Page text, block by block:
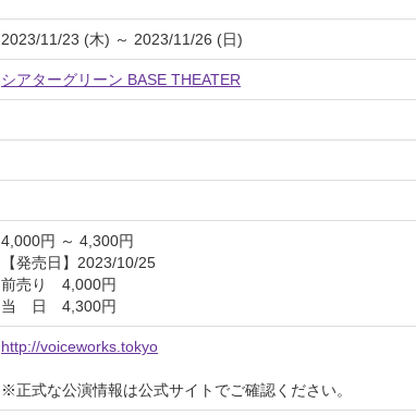
2023/11/23 (木) ～ 2023/11/26 (日)
シアターグリーン BASE THEATER
4,000円 ～ 4,300円
【発売日】2023/10/25
前売り 4,000円
当 日 4,300円
http://voiceworks.tokyo
※正式な公演情報は公式サイトでご確認ください。